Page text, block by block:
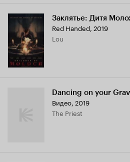
Заклятье: Дитя
Red Handed, 2019
Lou
Dancing on your
Видео, 2019
The Priest